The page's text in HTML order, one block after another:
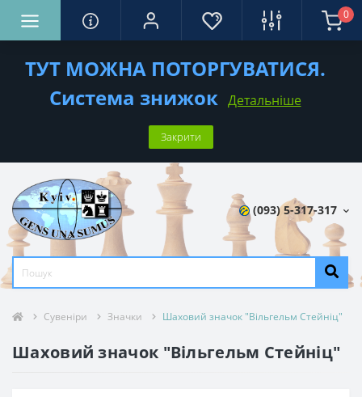
ТУТ МОЖНА ПОТОРГУВАТИСЯ.
Система знижок Детальніше
Закрити
0
(093) 5-317-317
Сувеніри Значки Шаховий значок "Вільгельм Стейніц"
Шаховий значок "Вільгельм Стейніц"